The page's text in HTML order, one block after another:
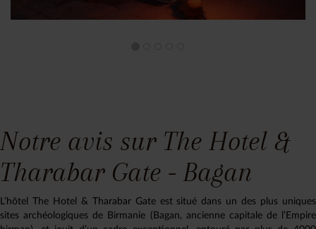
Notre avis sur The Hotel &
Tharabar Gate - Bagan
L’hôtel The Hotel & Tharabar Gate est situé dans un des plus uniques
sites archéologiques de Birmanie (Bagan, ancienne capitale de l’Empire